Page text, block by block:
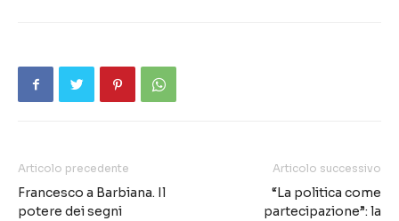
Articolo precedente
Francesco a Barbiana. Il
potere dei segni
Articolo successivo
“La politica come
partecipazione”: la